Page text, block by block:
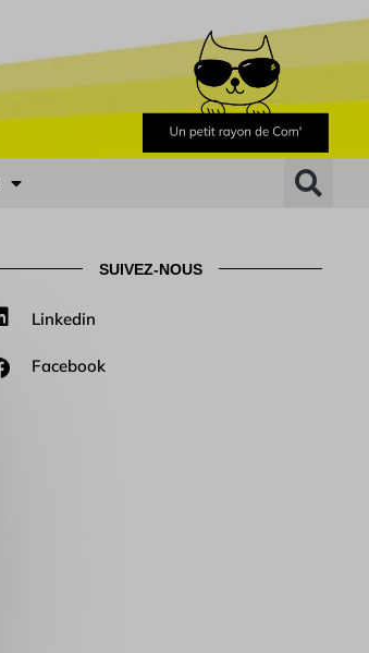
SUIVEZ-NOUS
Linkedin
Facebook